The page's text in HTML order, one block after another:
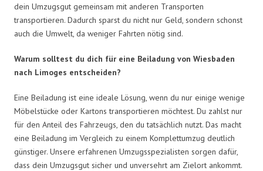
dein Umzugsgut gemeinsam mit anderen Transporten
transportieren. Dadurch sparst du nicht nur Geld, sondern schonst
auch die Umwelt, da weniger Fahrten nötig sind.
Warum solltest du dich für eine Beiladung von Wiesbaden
nach Limoges entscheiden?
Eine Beiladung ist eine ideale Lösung, wenn du nur einige wenige
Möbelstücke oder Kartons transportieren möchtest. Du zahlst nur
für den Anteil des Fahrzeugs, den du tatsächlich nutzt. Das macht
eine Beiladung im Vergleich zu einem Komplettumzug deutlich
günstiger. Unsere erfahrenen Umzugsspezialisten sorgen dafür,
dass dein Umzugsgut sicher und unversehrt am Zielort ankommt.